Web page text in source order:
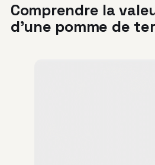
Comprendre la
d’une pomme de